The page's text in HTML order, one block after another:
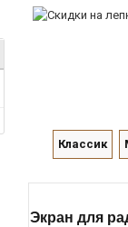
Классик
Экран для